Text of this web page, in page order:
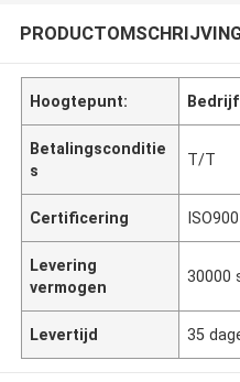
Hoogtepunt:
Betalingsconditie
s
T/T
Certificering
Levering
vermogen
30000
Levertijd 35